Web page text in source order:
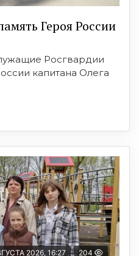
Героя России
Росгвардии
капитана Олега
2026, 16:27 204